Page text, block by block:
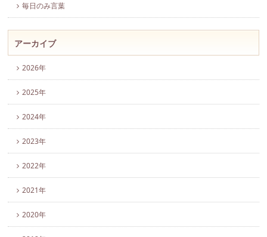
毎日のみ言葉
アーカイブ
2026年
2025年
2024年
2023年
2022年
2021年
2020年